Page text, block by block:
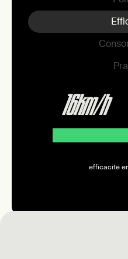
16km/h
efficacité